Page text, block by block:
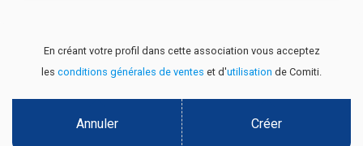
En créant votre profil dans cette association vous acceptez
les conditions générales de ventes et d'utilisation de Comiti.
Annuler Créer